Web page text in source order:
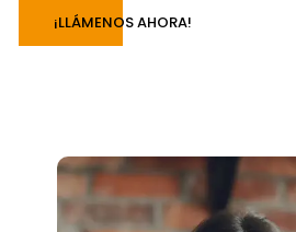
¡LLÁMENOS AHORA!